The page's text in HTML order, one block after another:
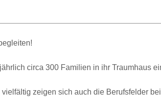
circa 300 Familien in ihr Traumhaus
zeigen sich auch die Berufsfelder